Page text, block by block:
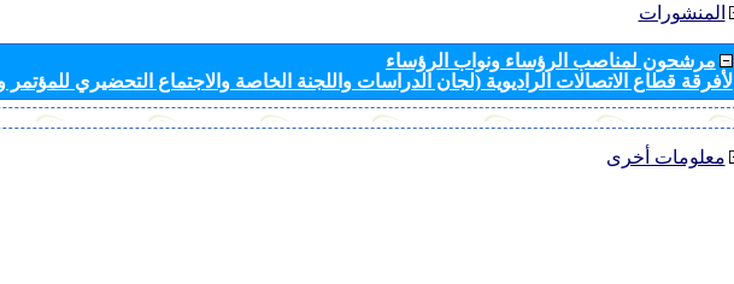
المنشورات
مرشحون لمناصب الرؤساء ونواب الرؤساء
لأفرقة قطاع الاتصالات الراديوية (لجان الدراسات واللجنة الخاصة والاجتماع التحضيري للمؤتمر
معلومات أخرى